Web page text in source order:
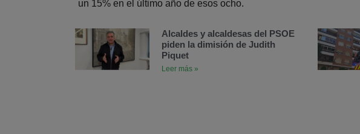
un 15% en el último año de esos ocho.
Alcaldes y alcaldesas del PSOE
piden la dimisión de Judith
Piquet
Leer más »